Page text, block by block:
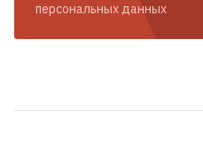
персональных данных